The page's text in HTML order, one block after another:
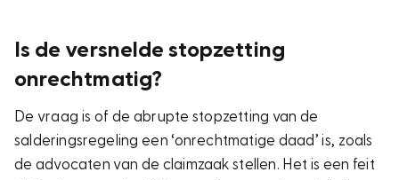
Is de versnelde stopzetting
onrechtmatig?
De vraag is of de abrupte stopzetting van de
salderingsregeling een ‘onrechtmatige daad’ is, zoals
de advocaten van de claimzaak stellen. Het is een feit